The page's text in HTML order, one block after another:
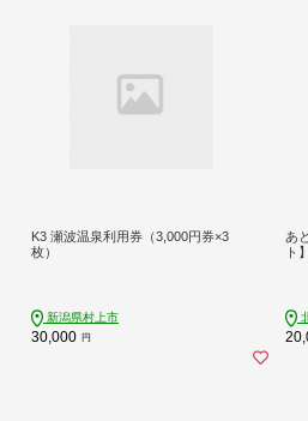
K3 瀬波温泉利用券（3,000円券×3
枚）
新潟県村上市
30,000 円
あ
ト